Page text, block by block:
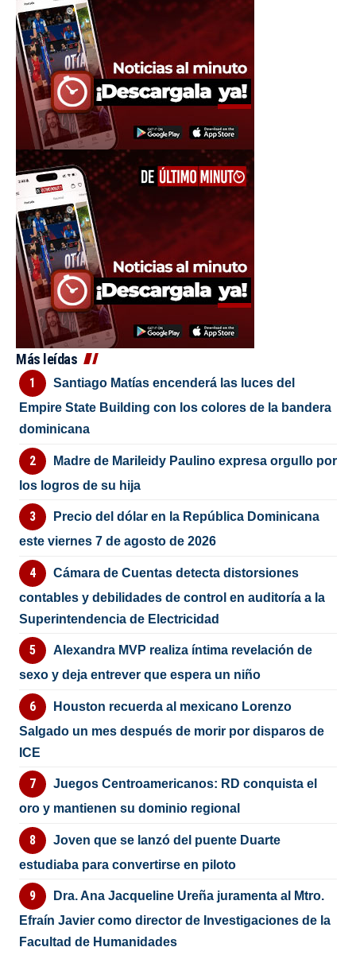
Más leídas
Santiago Matías encenderá las luces del
Empire State Building con los colores de la bandera
dominicana
Madre de Marileidy Paulino expresa orgullo por
los logros de su hija
Precio del dólar en la República Dominicana
este viernes 7 de agosto de 2026
Cámara de Cuentas detecta distorsiones
contables y debilidades de control en auditoría a la
Superintendencia de Electricidad
Alexandra MVP realiza íntima revelación de
sexo y deja entrever que espera un niño
Houston recuerda al mexicano Lorenzo
Salgado un mes después de morir por disparos de
ICE
Juegos Centroamericanos: RD conquista el
oro y mantienen su dominio regional
Joven que se lanzó del puente Duarte
estudiaba para convertirse en piloto
Dra. Ana Jacqueline Ureña juramenta al Mtro.
Efraín Javier como director de Investigaciones de la
Facultad de Humanidades